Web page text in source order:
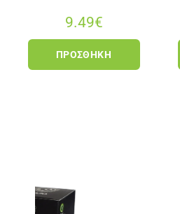
9.49€
ΠΡΟΣΘΉΚΗ